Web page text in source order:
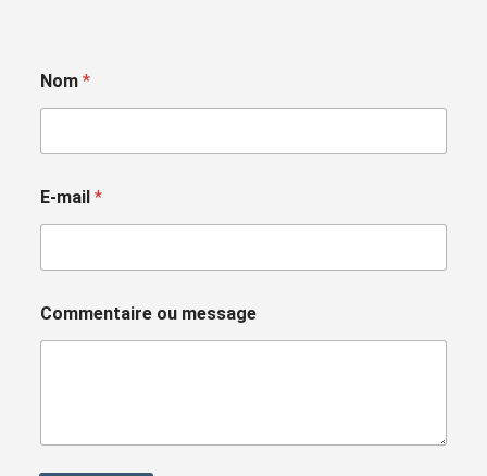
Nom *
E-mail *
Commentaire ou message